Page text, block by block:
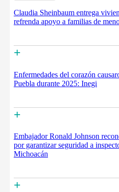
Claudia Sheinbaum entrega
refrenda apoyo a familias de
+
Enfermedades del corazón
Puebla durante 2025: Inegi
+
Embajador Ronald Johnson
por garantizar seguridad a
Michoacán
+